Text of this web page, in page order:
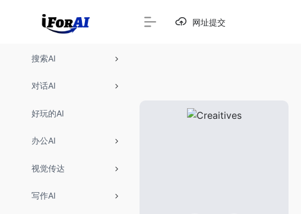
搜索AI
对话AI
好玩的AI
办公AI
视觉传达
写作AI
网址提交